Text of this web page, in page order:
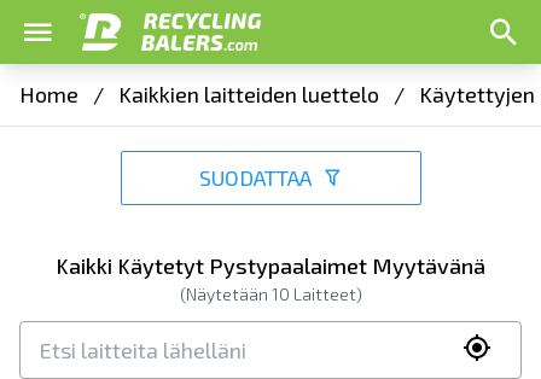
Home / Kaikkien laitteiden luettelo /
SUODATTAA
Kaikki Käytetyt Pystypaalaimet Myytävänä
(Näytetään 10 Laitteet)